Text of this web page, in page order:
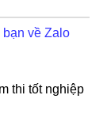
bạn về Zalo
thi tốt nghiệp